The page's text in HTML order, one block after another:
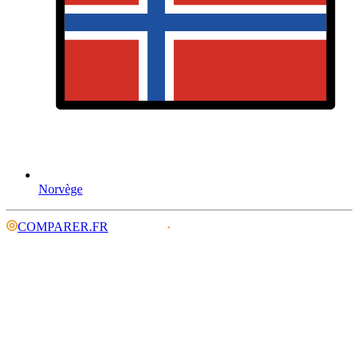
Norvège
COMPARER.FR